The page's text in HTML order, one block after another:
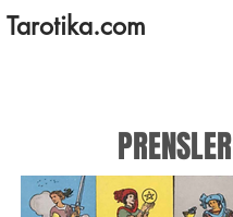
Tarotika.com
PRENSLER